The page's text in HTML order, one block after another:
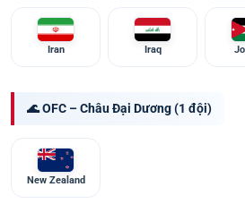
Iran Iraq
🌊 OFC – Châu Đại Dương (1 đội)
New Zealand